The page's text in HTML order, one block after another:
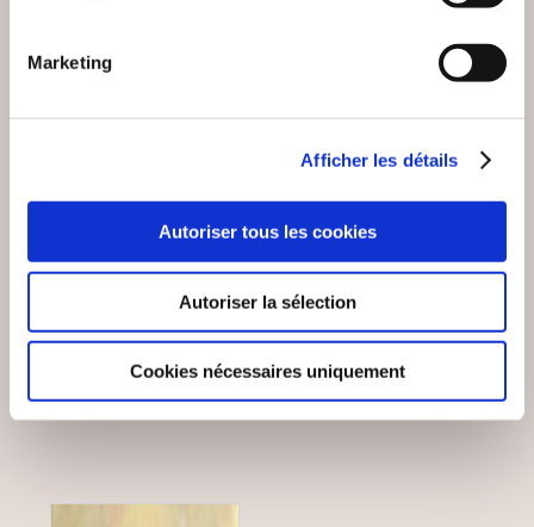
Marketing
Afficher les détails
Autoriser tous les cookies
Autoriser la sélection
Cookies nécessaires uniquement
Atelier d'écritures ROYAN
L'OUVERTURE DES
Essais littéraires
6€78
Eric Gillot
PAUL MORAND, UN
Essais littéraires
22€00